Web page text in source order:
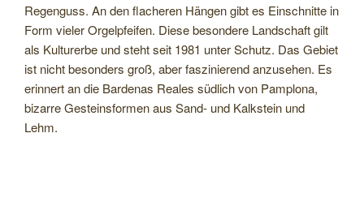
Regenguss. An den flacheren Hängen gibt es Einschnitte in
Form vieler Orgelpfeifen. Diese besondere Landschaft gilt
als Kulturerbe und steht seit 1981 unter Schutz. Das Gebiet
ist nicht besonders groß, aber faszinierend anzusehen. Es
erinnert an die Bardenas Reales südlich von Pamplona,
bizarre Gesteinsformen aus Sand- und Kalkstein und
Lehm.